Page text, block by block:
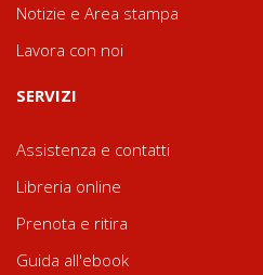
Notizie e Area stampa
Lavora con noi
SERVIZI
Assistenza e contatti
Libreria online
Prenota e ritira
Guida all'ebook